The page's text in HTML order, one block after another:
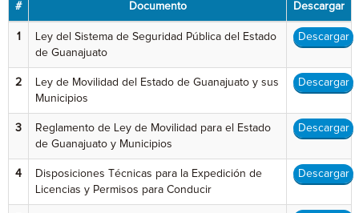
# Documento Descargar
1
Ley del Sistema de Seguridad Pública del Estado
de Guanajuato
Descargar
2
Ley de Movilidad del Estado de Guanajuato y sus
Municipios
Descargar
3
Reglamento de Ley de Movilidad para el Estado
de Guanajuato y Municipios
Descargar
4
Disposiciones Técnicas para la Expedición de
Licencias y Permisos para Conducir
Descargar